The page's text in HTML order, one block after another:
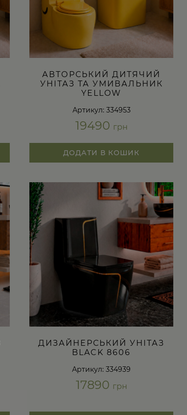
АВТОРСЬКИЙ ДИТЯЧИЙ
УНІТАЗ ТА УМИВАЛЬНИК
YELLOW
Артикул: 334953
19490 грн
ДОДАТИ В КОШИК
ДИЗАЙНЕРСЬКИЙ УНІТАЗ
BLACK 8606
Артикул: 334939
17890 грн